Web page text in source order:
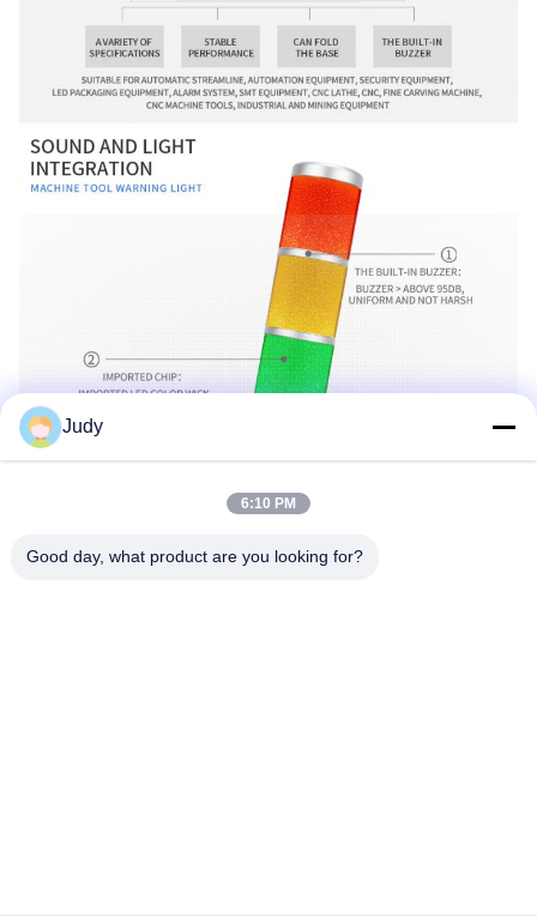
Judy
6:10 PM
Good day, what product are you looking for?